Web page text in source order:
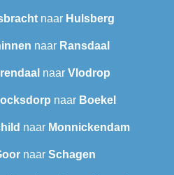
naar Hulsberg
naar Ransdaal
naar Vlodrop
naar Boekel
naar Monnickendam
naar Schagen